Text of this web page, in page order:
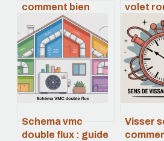
comment bien
choisir et installer
son réseau d’air
volet
choisir
Schema vmc
double flux : guide
Visser